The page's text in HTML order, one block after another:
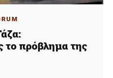
το πρόβλημα της